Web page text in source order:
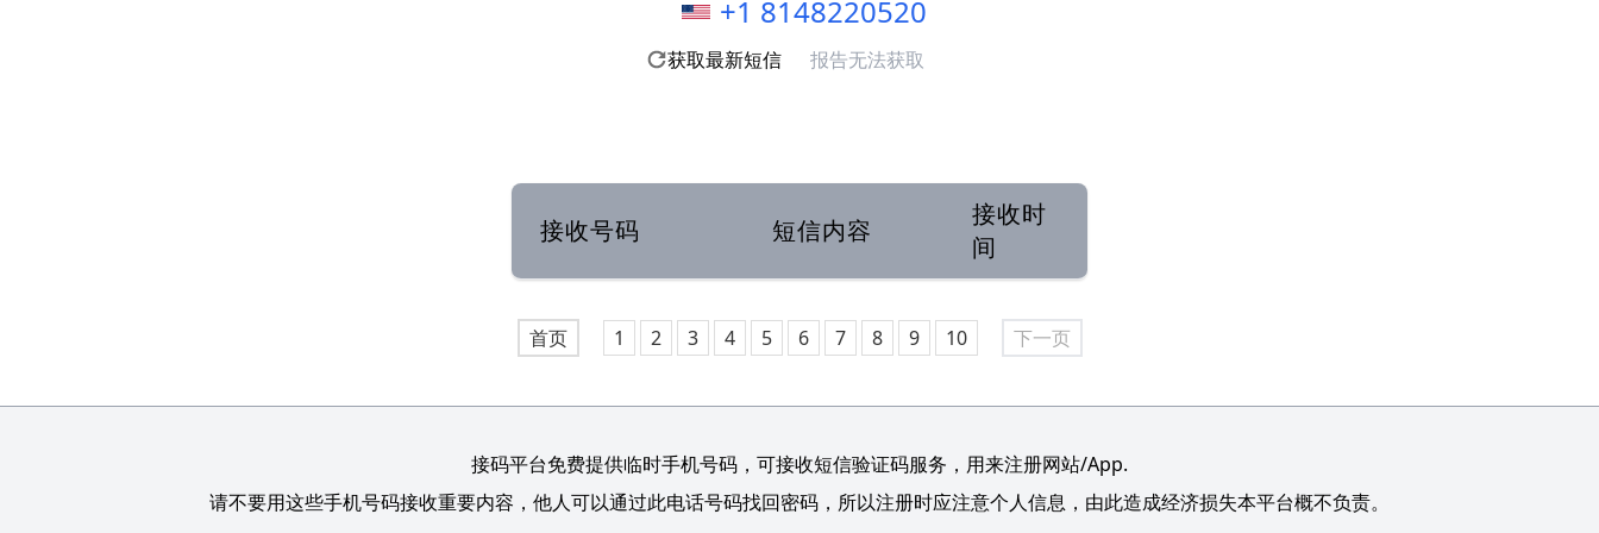
+1 8148220520
获取最新短信 报告无法获取
接收号码 短信内容
接收时
间
首页 1 2 3 4 5 6 7 8 9 10 下一页
接码平台免费提供临时手机号码，可接收短信验证码服务，用来注册网站/App.
请不要用这些手机号码接收重要内容，他人可以通过此电话号码找回密码，所以注册时应注意个人信息，由此造成经济损失本平台概不负责。